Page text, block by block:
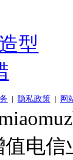
型
| 隐私政策 | 网
值电